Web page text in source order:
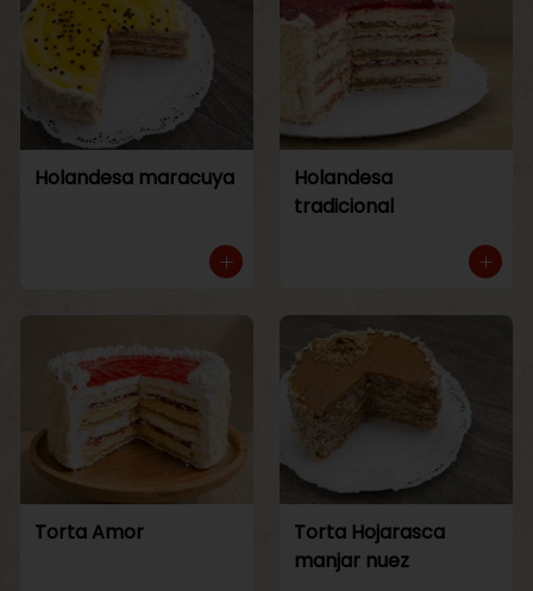
Holandesa maracuya
Holandesa
tradicional
Torta Amor
Torta Hojarasca
manjar nuez